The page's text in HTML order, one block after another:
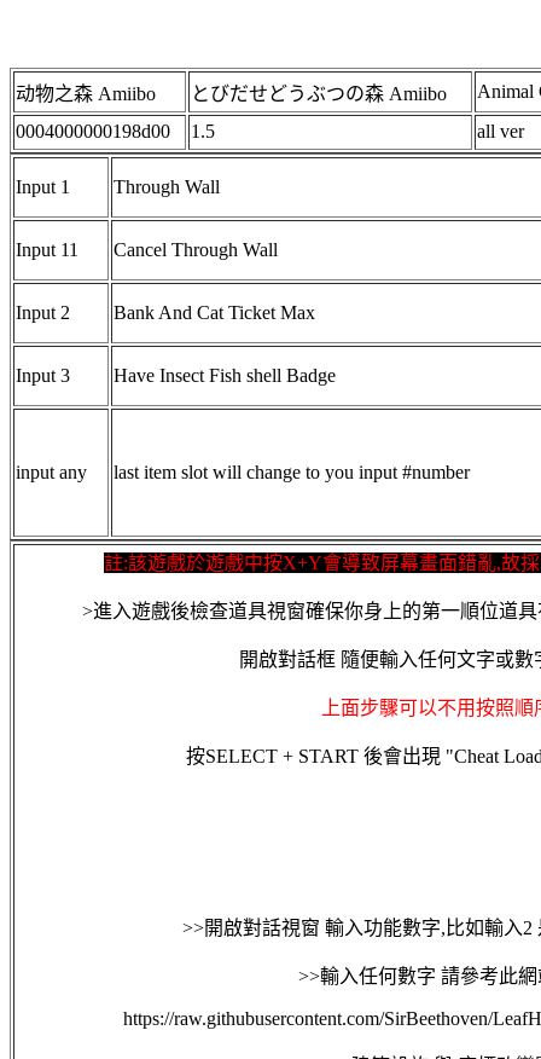
动物之森 Amiibo とびだせどうぶつの森 Amiibo
Animal
0004000000198d00
1.5 all ver
Input 1 Through Wall
Input 11 Cancel Through Wall
Input 2 Bank And Cat Ticket Max
Input 3 Have Insect Fish shell Badge
input any last item slot will change to you input #number
註:該遊戲於遊戲中按X+Y會導致屏幕畫面錯亂,故
>進入遊戲後檢查道具視窗確保你身上的第一順位道
開啟對話框 隨便輸入任何文字或數
上面步驟可以不用按照順
按SELECT + START 後會出現 "Cheat
>>開啟對話視窗 輸入功能數字,比如輸入2
>>輸入任何數字 請參考此網
https://raw.githubusercontent.com/SirBeethoven/